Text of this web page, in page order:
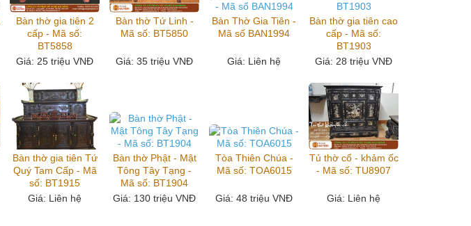
Bàn thờ gia tiên 2
cấp - Mã số:
BT5858
Giá: 25 triệu VNĐ
Bàn thờ Tứ Linh -
Mã số: BT5850
Giá: 35 triệu VNĐ
Bàn Thờ Gia Tiên -
Mã số BAN1994
Giá: Liên hệ
Bàn thờ gia tiên cao
cấp - Mã số:
BT1903
Giá: 28 triệu VNĐ
Bàn thờ gia tiên Tứ
Quý Tam Cấp - Mã
số: BT1915
Giá: Liên hệ
Bàn thờ Phật - Mật
Tông Tây Tạng -
Mã số: BT1904
Giá: 130 triệu VNĐ
Tòa Thiên Chúa -
Mã số: TOA6015
Giá: 48 triệu VNĐ
Tủ thờ cổ - khảm ốc
- Mã số: TU8907
Giá: Liên hệ